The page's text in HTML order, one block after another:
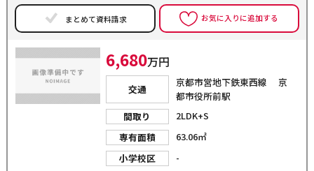
まとめて資料請求 お気に入りに追加する
6,680万円
交通
京都市営地下鉄東西線 京
都市役所前駅
間取り
2LDK+S
専有面積
63.06㎡
小学校区
-